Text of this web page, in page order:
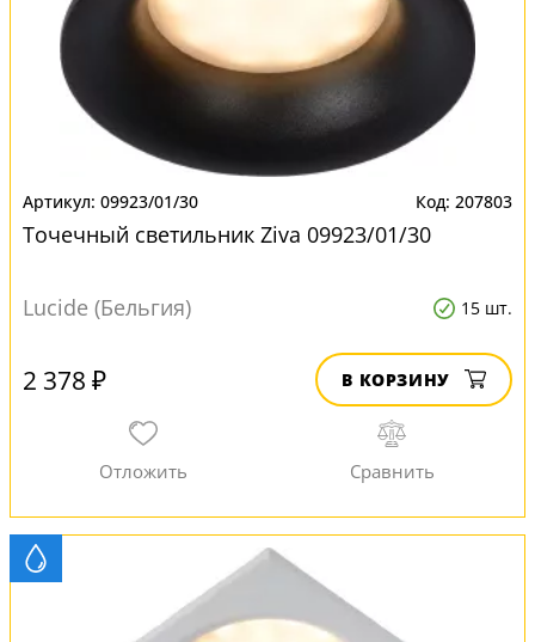
09923/01/30 207803
Точечный светильник Ziva 09923/01/30
Lucide (Бельгия) 15 шт.
2 378 ₽ В КОРЗИНУ